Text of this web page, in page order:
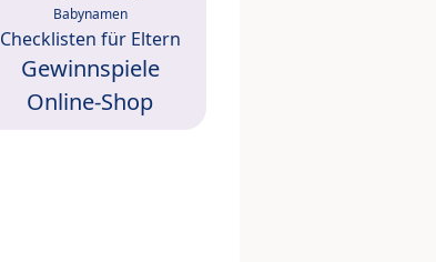
Babynamen
Checklisten für Eltern
Gewinnspiele
Online-Shop